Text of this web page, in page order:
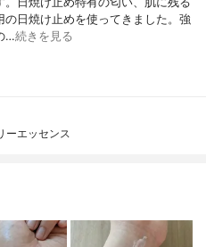
日焼け止めを使ってきました。強
…続きを見る
ーエッセンス